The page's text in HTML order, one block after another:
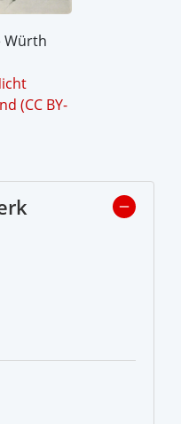
Würth
(CC BY-